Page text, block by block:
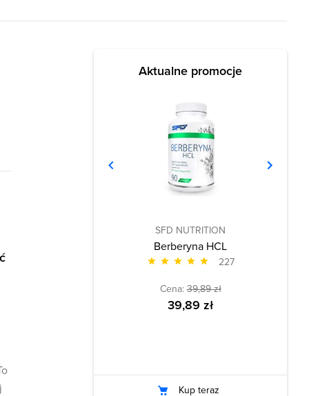
Aktualne promocje
SFD NUTRITION
Berberyna HCL
227
Cena:39,89 zł
39,89 zł
Kup teraz